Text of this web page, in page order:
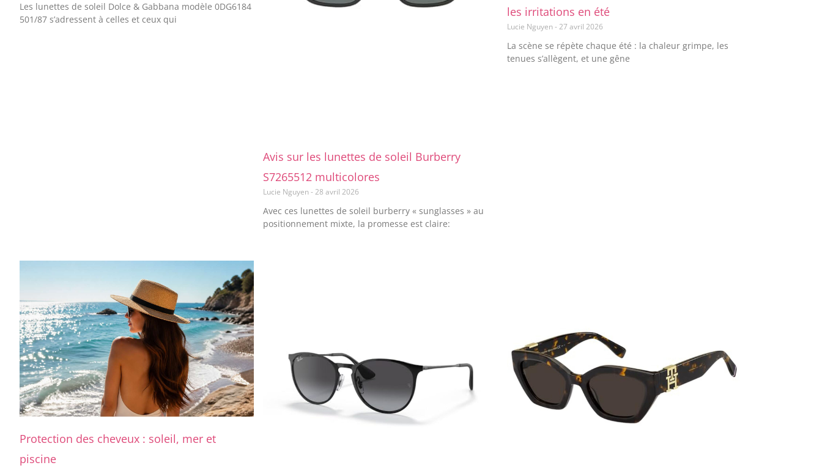
Les lunettes de soleil Dolce & Gabbana modèle 0DG6184
501/87 s’adressent à celles et ceux qui
Avis sur les lunettes de soleil Burberry
S7265512 multicolores
Lucie Nguyen 28 avril 2026
Avec ces lunettes de soleil burberry « sunglasses » au
positionnement mixte, la promesse est claire:
les irritations en été
Lucie Nguyen 27 avril 2026
La scène se répète chaque été : la chaleur grimpe, les
tenues s’allègent, et une gêne
Protection des cheveux : soleil, mer et
piscine